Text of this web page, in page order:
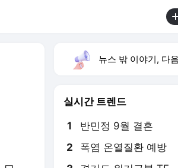
뉴스 밖 이야기, 다음 커
실시간 트렌드
1 반민정 9월 결혼
2 폭염 온열질환 예방